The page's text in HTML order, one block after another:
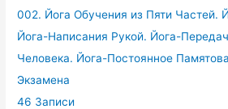
002. Йога Обучения из Пяти Частей.
Йога-Написания Рукой. Йога-
Человека. Йога-Постоянное
Экзамена
46 Записи